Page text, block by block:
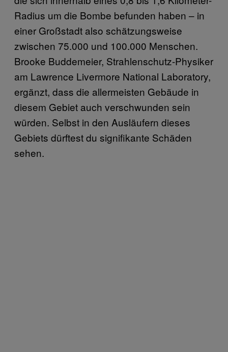
Radius um die Bombe befunden haben – in
einer Großstadt also schätzungsweise
zwischen 75.000 und 100.000 Menschen.
Brooke Buddemeier, Strahlenschutz-Physiker
am Lawrence Livermore National Laboratory,
ergänzt, dass die allermeisten Gebäude in
diesem Gebiet auch verschwunden sein
würden. Selbst in den Ausläufern dieses
Gebiets dürftest du signifikante Schäden
sehen.